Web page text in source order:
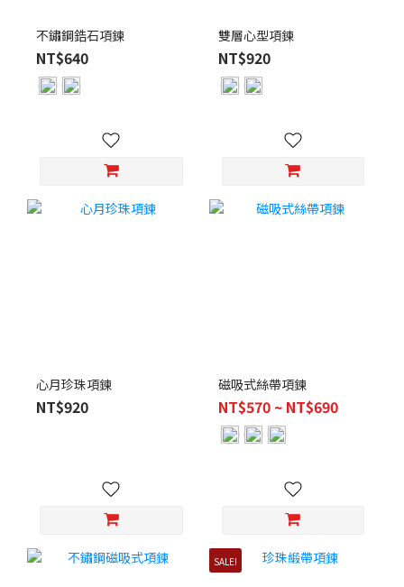
不鏽鋼鋯石項鍊
NT$640
雙層心型項鍊
NT$920
心月珍珠項鍊
NT$920
磁吸式絲帶項鍊
NT$570 ~ NT$690
SALE!